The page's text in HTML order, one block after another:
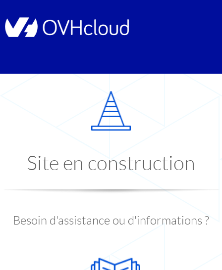
Site en construction
Besoin d'assistance ou d'informations ?